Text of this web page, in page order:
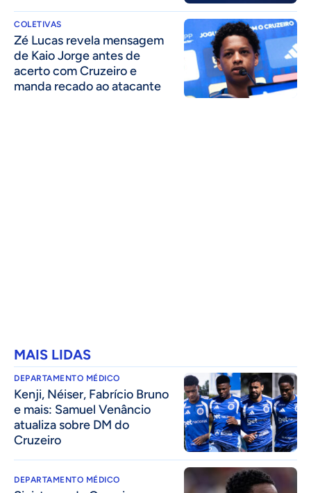
COLETIVAS
Zé Lucas revela mensagem
de Kaio Jorge antes de
acerto com Cruzeiro e
manda recado ao atacante
MAIS LIDAS
DEPARTAMENTO MÉDICO
Kenji, Néiser, Fabrício Bruno
e mais: Samuel Venâncio
atualiza sobre DM do
Cruzeiro
DEPARTAMENTO MÉDICO